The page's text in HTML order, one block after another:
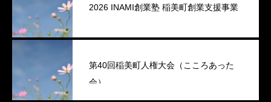
2026 INAMI創業塾 稲美町創業支援事業
第40回稲美町人権大会（こころあった
会）